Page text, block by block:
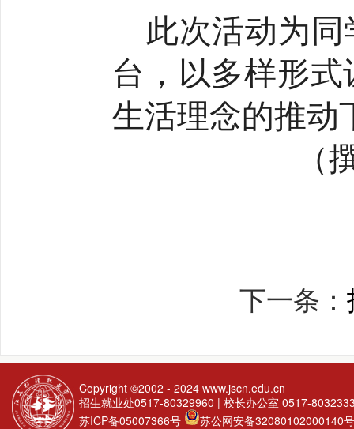
此次活动为
台，以多样形
生活理念的推动
（
下一条：
Copyright ©2002 - 2024 www.jscn.edu.cn
招生就业处0517-80329960 | 校长办公室 0517-
苏ICP备05007366号
苏公网安备32080102000140号